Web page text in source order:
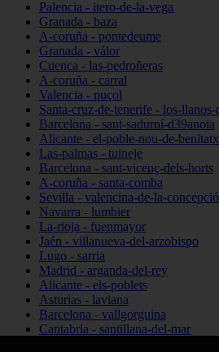
Palencia - itero-de-la-vega
Granada - baza
A-coruña - pontedeume
Granada - válor
Cuenca - las-pedroñeras
A-coruña - carral
Valencia - puçol
Santa-cruz-de-tenerife - los-llanos-
Barcelona - sant-sadurní-d39anoia
Alicante - el-poble-nou-de-
Las-palmas - tuineje
Barcelona - sant-vicenç-dels-horts
A-coruña - santa-comba
Sevilla - valencina-de-la-
Navarra - lumbier
La-rioja - fuenmayor
Jaén - villanueva-del-arzobispo
Lugo - sarria
Madrid - arganda-del-rey
Alicante - els-poblets
Asturias - laviana
Barcelona - vallgorguina
Cantabria - santillana-del-mar